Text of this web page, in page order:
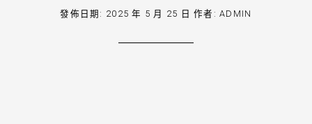
發佈日期: 2025 年 5 月 25 日 作者:ADMIN